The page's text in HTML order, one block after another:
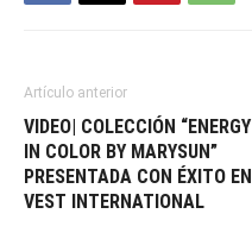
Artículo anterior
VIDEO| COLECCIÓN “ENERGY
IN COLOR BY MARYSUN”
PRESENTADA CON ÉXITO EN
VEST INTERNATIONAL